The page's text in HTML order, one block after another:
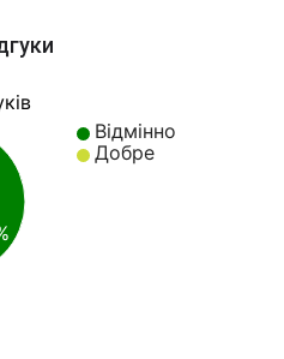
Відмінно
Добре